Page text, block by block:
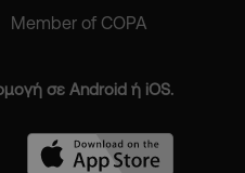
Member of COPA
σε Android ή iOS.